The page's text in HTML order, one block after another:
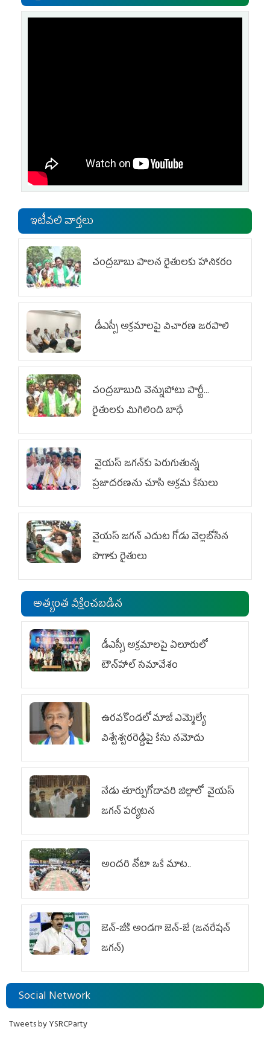
ఇటీవలి వార్తలు
చంద్రబాబు పాలన రైతులకు హానికరం
డీఎస్సీ అక్రమాలపై విచారణ జరపాలి
చంద్రబాబుది వెన్నుపోటు పార్టీ...
రైతులకు మిగిలింది బాధే
వైయ‌స్ జగన్‌కు పెరుగుతున్న
ప్రజాదరణను చూసి అక్రమ కేసులు
వైయ‌స్‌ జగన్ ఎదుట గోడు వెల్లబోసిన
పొగాకు రైతులు
అత్యంత వీక్షించబడిన
డీఎస్సీ అక్రమాలపై ఏలూరులో
టౌన్‌హాల్ సమావేశం
ఉరవకొండలో మాజీ ఎమ్మెల్యే
విశ్వేశ్వరరెడ్డిపై కేసు న‌మోదు
నేడు తూర్పుగోదావరి జిల్లాలో వైయస్‌
జగన్‌ పర్యటన
అందరి నోటా ఒకే మాట..
జెన్‌-జీకి అండగా జెన్‌-జే (జనరేషన్
జగన్)
Social Network
Tweets by YSRCParty